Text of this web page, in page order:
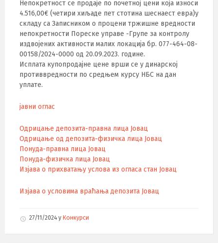
Непокретност се продаје по почетној цени која износи
4.516,00€ (четири хиљаде пет стотина шеснаест евра)у
складу са Записником о процени тржишне вредности
непокретности Пореске управе -Групе за контролу
издвојених активности малих локација бр. 077-464-08-
00158/2024-0000 од 20.09.2023. године.
Исплата купопродајне цене врши се у динарској
противвредности по средњем курсу НБС на дан
уплате.
јавни оглас
Одрицање депозита-правна лица Јовац
Одрицање од депозита-физичка лица Јовац
Понуда-правна лица Јовац
Понуда-физичка лица Јовац
Изјава о прихватању услова из огласа стан Јовац
Изјава о условима враћања депозита Јовац
27/11/2024 у Конкурси